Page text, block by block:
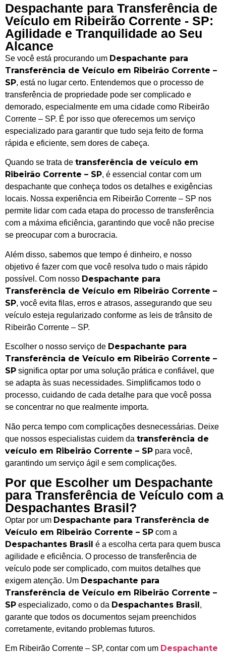
Despachante para Transferência de
Veículo em Ribeirão Corrente - SP:
Agilidade e Tranquilidade ao Seu
Alcance
Se você está procurando um Despachante para
Transferência de Veículo em Ribeirão Corrente –
SP, está no lugar certo. Entendemos que o processo de
transferência de propriedade pode ser complicado e
demorado, especialmente em uma cidade como Ribeirão
Corrente – SP. É por isso que oferecemos um serviço
especializado para garantir que tudo seja feito de forma
rápida e eficiente, sem dores de cabeça.
Quando se trata de transferência de veículo em
Ribeirão Corrente – SP, é essencial contar com um
despachante que conheça todos os detalhes e exigências
locais. Nossa experiência em Ribeirão Corrente – SP nos
permite lidar com cada etapa do processo de transferência
com a máxima eficiência, garantindo que você não precise
se preocupar com a burocracia.
Além disso, sabemos que tempo é dinheiro, e nosso
objetivo é fazer com que você resolva tudo o mais rápido
possível. Com nosso Despachante para
Transferência de Veículo em Ribeirão Corrente –
SP, você evita filas, erros e atrasos, assegurando que seu
veículo esteja regularizado conforme as leis de trânsito de
Ribeirão Corrente – SP.
Escolher o nosso serviço de Despachante para
Transferência de Veículo em Ribeirão Corrente –
SP significa optar por uma solução prática e confiável, que
se adapta às suas necessidades. Simplificamos todo o
processo, cuidando de cada detalhe para que você possa
se concentrar no que realmente importa.
Não perca tempo com complicações desnecessárias. Deixe
que nossos especialistas cuidem da transferência de
veículo em Ribeirão Corrente – SP para você,
garantindo um serviço ágil e sem complicações.
Por que Escolher um Despachante
para Transferência de Veículo com a
Despachantes Brasil?
Optar por um Despachante para Transferência de
Veículo em Ribeirão Corrente – SP com a
Despachantes Brasil é a escolha certa para quem busca
agilidade e eficiência. O processo de transferência de
veículo pode ser complicado, com muitos detalhes que
exigem atenção. Um Despachante para
Transferência de Veículo em Ribeirão Corrente –
SP especializado, como o da Despachantes Brasil,
garante que todos os documentos sejam preenchidos
corretamente, evitando problemas futuros.
Em Ribeirão Corrente – SP, contar com um Despachante